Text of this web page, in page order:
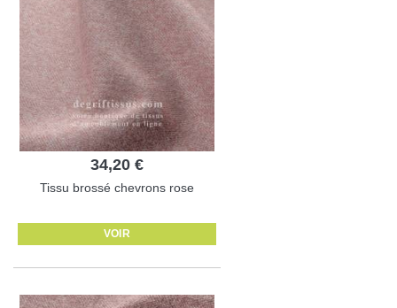
34,20 €
Tissu brossé chevrons rose
VOIR